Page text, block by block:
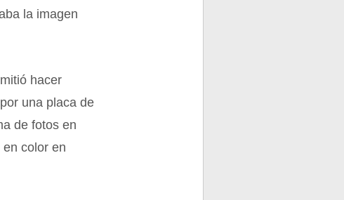
la imagen
hacer
una placa de
de fotos en
color en